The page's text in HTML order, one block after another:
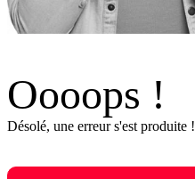
Oooops !
Désolé, une erreur s'est produite !